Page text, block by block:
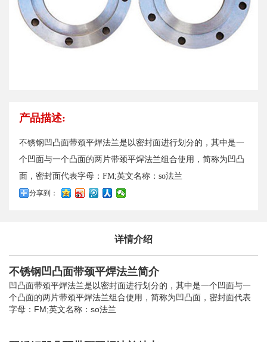
产品描述:
不锈钢凹凸面带颈平焊法兰是以密封面进行划分的，其中是一
个凹面与一个凸面的两片带颈平焊法兰组合使用，简称为凹凸
面，密封面代表字母：FM;英文名称：so法兰
分享到：
详情介绍
不锈钢凹凸面带颈平焊法兰简介
凹凸面带颈平焊法兰是以密封面进行划分的，其中是一个凹面与一
个凸面的两片带颈平焊法兰组合使用，简称为凹凸面，密封面代表
字母：FM;英文名称：so法兰